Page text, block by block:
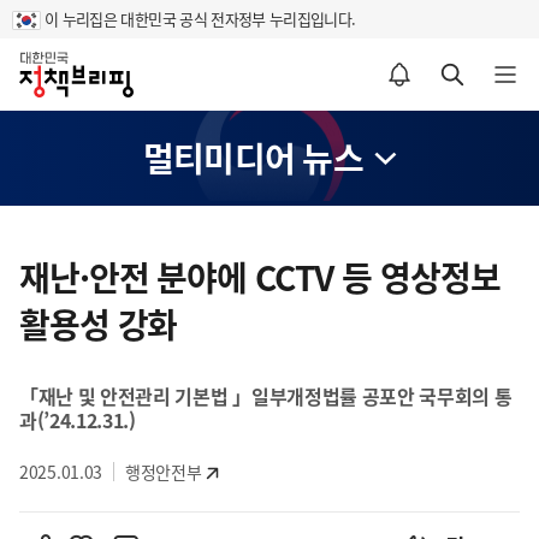
이 누리집은 대한민국 공식 전자정부 누리집입니다.
홈
알림설정 바로가기 검색 바로가기 메뉴 열기
멀티미디어 뉴스
텐
츠
영
재난·안전 분야에 CCTV 등 영상정보
활용성 강화
「재난 및 안전관리 기본법 」일부개정법률 공포안 국무회의 통
과(’24.12.31.)
2025.01.03 행정안전부